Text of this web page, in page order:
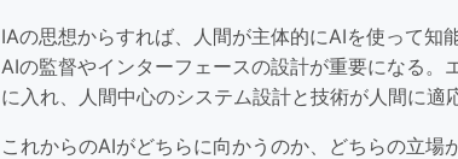
IAの思想からすれば、人間が主体的にAIを使って知
AIの監督やインターフェースの設計が重要になる
に入れ、人間中心のシステム設計と技術が人間に適
これからのAIがどちらに向かうのか、どちらの立場